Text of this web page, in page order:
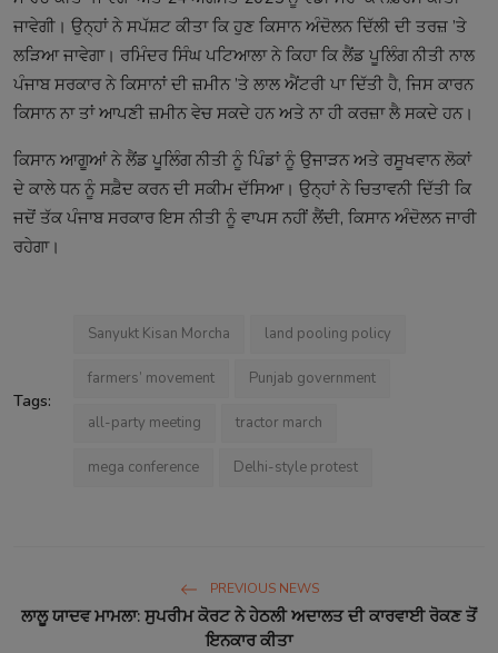
ਜਾਵੇਗੀ। ਉਨ੍ਹਾਂ ਨੇ ਸਪੱਸ਼ਟ ਕੀਤਾ ਕਿ ਹੁਣ ਕਿਸਾਨ ਅੰਦੋਲਨ ਦਿੱਲੀ ਦੀ ਤਰਜ਼ ’ਤੇ
ਲੜਿਆ ਜਾਵੇਗਾ। ਰਮਿੰਦਰ ਸਿੰਘ ਪਟਿਆਲਾ ਨੇ ਕਿਹਾ ਕਿ ਲੈਂਡ ਪੂਲਿੰਗ ਨੀਤੀ ਨਾਲ
ਪੰਜਾਬ ਸਰਕਾਰ ਨੇ ਕਿਸਾਨਾਂ ਦੀ ਜ਼ਮੀਨ ’ਤੇ ਲਾਲ ਐਂਟਰੀ ਪਾ ਦਿੱਤੀ ਹੈ, ਜਿਸ ਕਾਰਨ
ਕਿਸਾਨ ਨਾ ਤਾਂ ਆਪਣੀ ਜ਼ਮੀਨ ਵੇਚ ਸਕਦੇ ਹਨ ਅਤੇ ਨਾ ਹੀ ਕਰਜ਼ਾ ਲੈ ਸਕਦੇ ਹਨ।
ਕਿਸਾਨ ਆਗੂਆਂ ਨੇ ਲੈਂਡ ਪੂਲਿੰਗ ਨੀਤੀ ਨੂੰ ਪਿੰਡਾਂ ਨੂੰ ਉਜਾੜਨ ਅਤੇ ਰਸੂਖਵਾਨ ਲੋਕਾਂ
ਦੇ ਕਾਲੇ ਧਨ ਨੂੰ ਸਫ਼ੈਦ ਕਰਨ ਦੀ ਸਕੀਮ ਦੱਸਿਆ। ਉਨ੍ਹਾਂ ਨੇ ਚਿਤਾਵਨੀ ਦਿੱਤੀ ਕਿ
ਜਦੋਂ ਤੱਕ ਪੰਜਾਬ ਸਰਕਾਰ ਇਸ ਨੀਤੀ ਨੂੰ ਵਾਪਸ ਨਹੀਂ ਲੈਂਦੀ, ਕਿਸਾਨ ਅੰਦੋਲਨ ਜਾਰੀ
ਰਹੇਗਾ।
Tags:
Sanyukt Kisan Morcha land pooling policy
farmers’ movement Punjab government
all-party meeting tractor march
mega conference Delhi-style protest
PREVIOUS NEWS
ਲਾਲੂ ਯਾਦਵ ਮਾਮਲਾ: ਸੁਪਰੀਮ ਕੋਰਟ ਨੇ ਹੇਠਲੀ ਅਦਾਲਤ ਦੀ ਕਾਰਵਾਈ ਰੋਕਣ ਤੋਂ
ਇਨਕਾਰ ਕੀਤਾ